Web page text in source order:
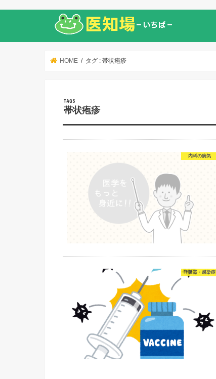
HOME タグ : 帯状疱疹
帯状疱疹
内科の病気
呼吸器・感染症